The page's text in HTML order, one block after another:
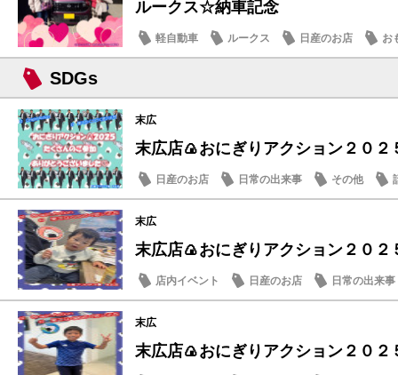
ルークス☆納車記念
軽自動車 ルークス 日産のお店 お
SDGs
末広
末広店🍙おにぎりアクション２０２
日産のお店 日常の出来事 その他
末広
末広店🍙おにぎりアクション２０２
店内イベント 日産のお店 日常の出来事
末広
末広店🍙おにぎりアクション２０２